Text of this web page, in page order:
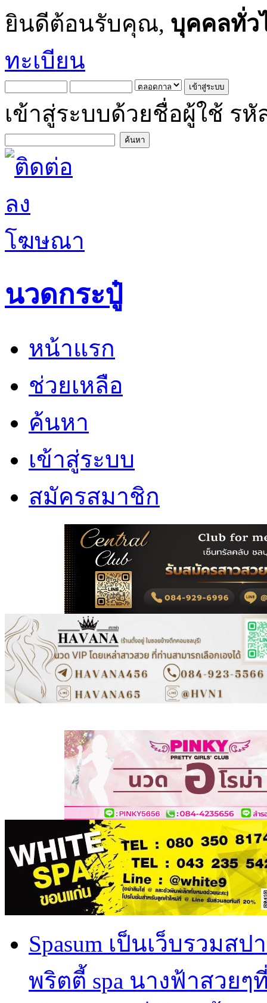
ยินดีต้อนรับคุณ, บุคคลทั่ว
ทะเบียน
เข้าสู่ระบบด้วยชื่อผู้ใช้ รหั
นวดกระปู๋
หน้าแรก
ช่วยเหลือ
ค้นหา
เข้าสู่ระบบ
สมัครสมาชิก
Spasum เป็นเว็บรวม
พริตตี้ spa นางฟ้าสวย